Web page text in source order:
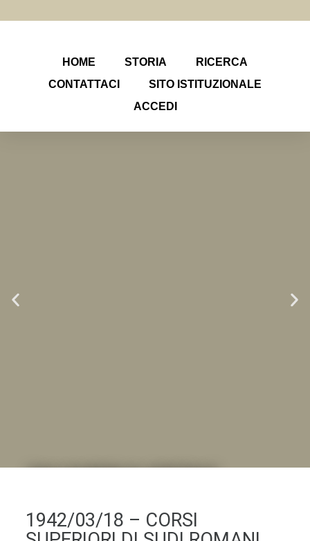
HOME STORIA
RICERCA
CONTATTACI
SITO ISTITUZIONALE
ACCEDI
.LA "VITA DELL'ISTITUTO" ATTRAVERSO LE IMMAGINI
1942/03/18 – CORSI